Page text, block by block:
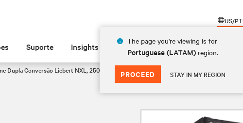
US/PT
The page you're viewing is for
Portuguese (LATAM) region.
PROCEED STAY IN MY REGION
Suporte Insights Sobre
Dupla Conversão Liebert NXL, 250 - 1100kVA